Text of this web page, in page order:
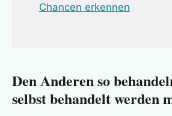
Chancen erkennen
Den Anderen so
selbst behandelt werden